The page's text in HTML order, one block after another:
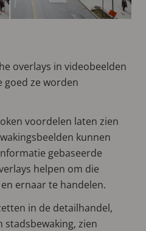
overlays in videobeelden
goed ze worden
voordelen laten zien
kunnen
gebaseerde
helpen om die
ernaar te handelen.
in de detailhandel,
zien